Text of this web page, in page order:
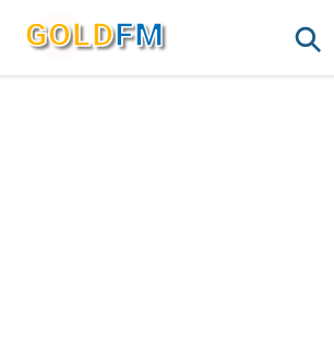
GOLDFM